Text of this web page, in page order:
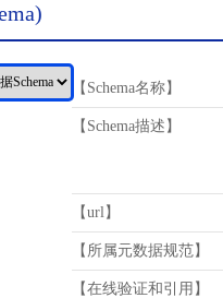
【Schema名称】
【Schema描述】
【url】
【所属元数据规范】
【在线验证和引用】